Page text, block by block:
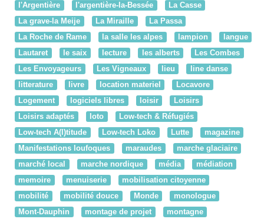
l'Argentière
l'argentière-la-Bessée
La Casse
La grave-la Meije
La Miraille
La Passa
La Roche de Rame
la salle les alpes lampion
langue
Lautaret
le saix lecture les alberts
Les Combes
Les Envoyageurs
Les Vigneaux lieu
line danse
litterature
livre location materiel
Locavore
Logement
logiciels libres loisir
Loisirs
Loisirs adaptés
loto
Low-tech & Réfugiés
Low-tech A(l)titude
Low-tech Loko Lutte
magazine
Manifestations loufoques
maraudes
marche glaciaire
marché local
marche nordique média
médiation
memoire
menuiserie
mobilisation citoyenne
mobilité
mobilité douce Monde
monologue
Mont-Dauphin
montage de projet
montagne